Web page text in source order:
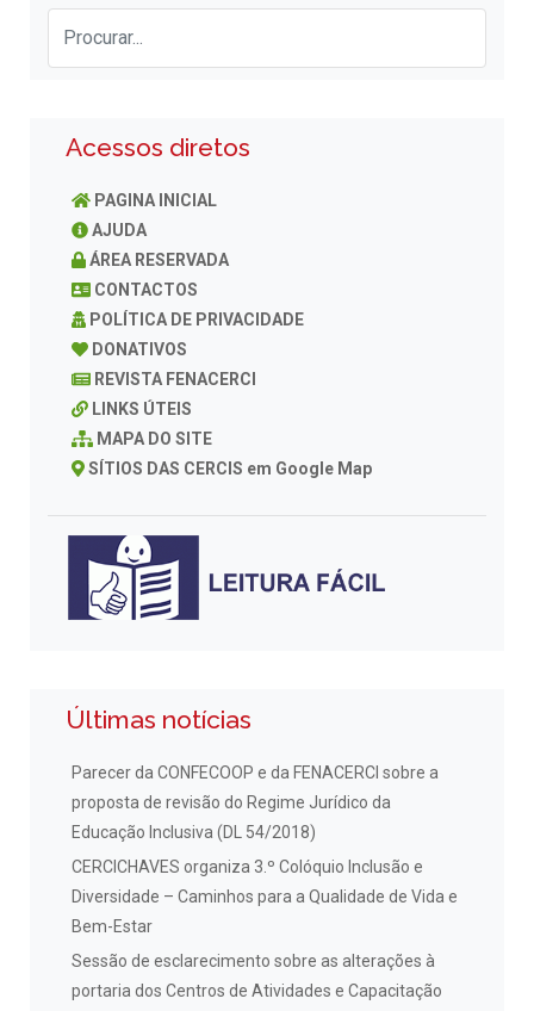
Acessos diretos
PAGINA INICIAL
AJUDA
ÁREA RESERVADA
CONTACTOS
POLÍTICA DE PRIVACIDADE
DONATIVOS
REVISTA FENACERCI
LINKS ÚTEIS
MAPA DO SITE
SÍTIOS DAS CERCIS em Google Map
Últimas notícias
Parecer da CONFECOOP e da FENACERCI sobre a
proposta de revisão do Regime Jurídico da
Educação Inclusiva (DL 54/2018)
CERCICHAVES organiza 3.º Colóquio Inclusão e
Diversidade – Caminhos para a Qualidade de Vida e
Bem-Estar
Sessão de esclarecimento sobre as alterações à
portaria dos Centros de Atividades e Capacitação